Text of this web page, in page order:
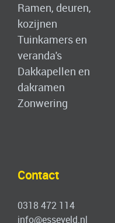
Ramen, deuren,
kozijnen
Tuinkamers en
veranda's
Dakkapellen en
dakramen
Zonwering
Contact
0318 472 114
info@esseveld.nl